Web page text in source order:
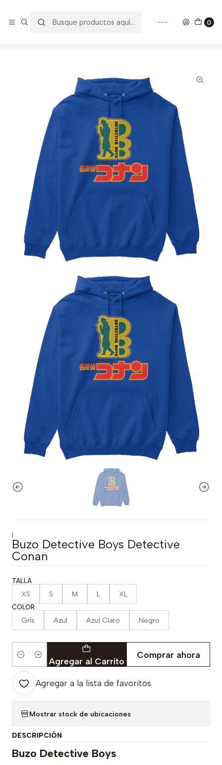
0
|
Buzo Detective Boys Detective
Conan
TALLA
XS S M L XL
COLOR
Gris Azul Azul Claro Negro
Cantidad Agregar al Carrito
Comprar ahora
Agregar a la lista de favoritos
Mostrar stock de ubicaciones
DESCRIPCIÓN
Buzo Detective Boys